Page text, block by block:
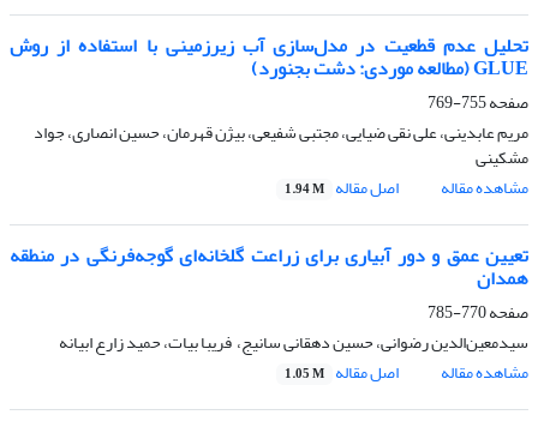
تحلیل عدم قطعیت در مدل‌سازی آب زیرزمینی با استفاده از روش
GLUE (مطالعه موردی: دشت بجنورد)
صفحه755-769
مریم عابدینی، علی نقی ضیایی، مجتبی شفیعی، بیژن قهرمان، حسین انصاری، جواد
مشکینی
مشاهده مقاله
اصل مقاله 1.94 M
تعیین عمق و دور آبیاری برای زراعت گلخانه‌ای گوجه‌فرنگی در منطقه
همدان
صفحه770-785
سیدمعین‌الدین رضوانی، حسین دهقانی سانیج، ‌ فریبا بیات، حمید زارع ابیانه
مشاهده مقاله
اصل مقاله 1.05 M